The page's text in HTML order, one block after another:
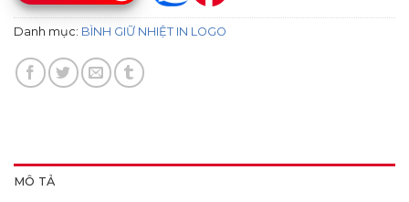
Danh mục: BÌNH GIỮ NHIỆT IN LOGO
MÔ TẢ